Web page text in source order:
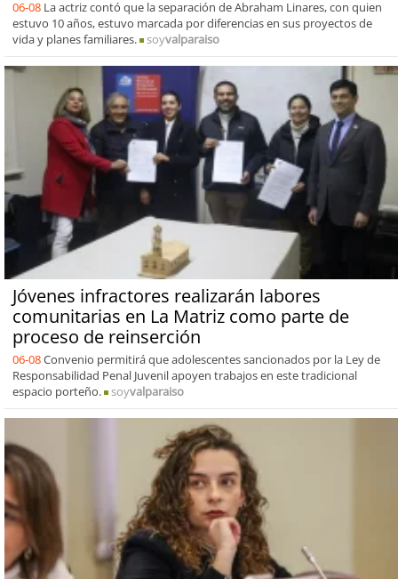
06-08 La actriz contó que la separación de Abraham Linares, con quien
estuvo 10 años, estuvo marcada por diferencias en sus proyectos de
vida y planes familiares.
soyvalparaiso
Jóvenes infractores realizarán labores
comunitarias en La Matriz como parte de
proceso de reinserción
06-08Convenio permitirá que adolescentes sancionados por la Ley de
Responsabilidad Penal Juvenil apoyen trabajos en este tradicional
espacio porteño.
soyvalparaiso